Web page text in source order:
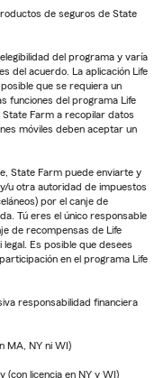
de seguros de State
del programa y varía
del acuerdo. La aplicación Life
que se requiera un
funciones del programa Life
Farm a recopilar datos
móviles deben aceptar un
State Farm puede enviarte y
u otra autoridad de impuestos
por el canje de
Tú eres el único responsable
de recompensas de Life
Es posible que desees
en el programa Life
responsabilidad financiera
MA, NY ni WI)
(con licencia en NY y WI)